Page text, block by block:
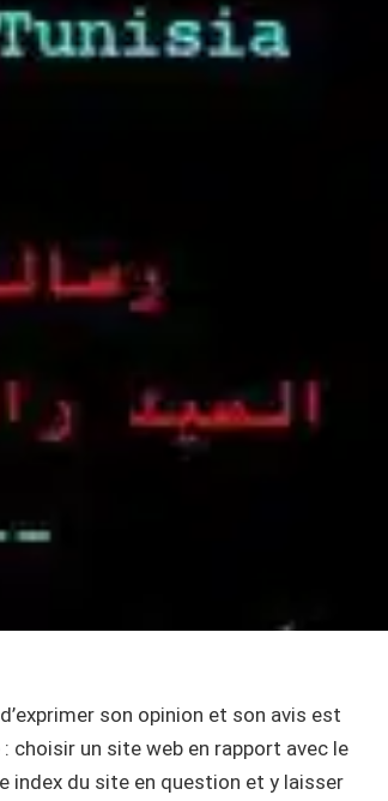
son opinion et son avis est
choisir un site web en rapport avec le
index du site en question et y laisser